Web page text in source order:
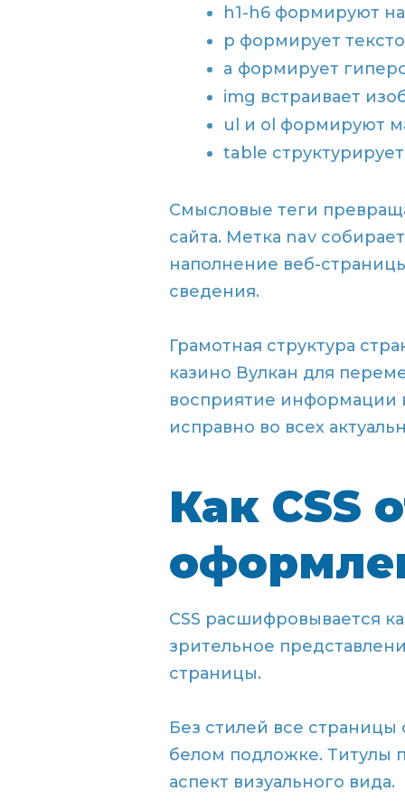
h1-h6 формируют
p формирует
a формирует
img встраивает
ul и ol формируют
table
Смысловые теги
сайта. Метка nav
наполнение веб-
сведения.
Грамотная структура
казино Вулкан для
восприятие информации
исправно во всех
Как CSS
CSS расшифровывается
зрительное
страницы.
Без стилей все
белом подложке. Титулы
аспект визуального вида.